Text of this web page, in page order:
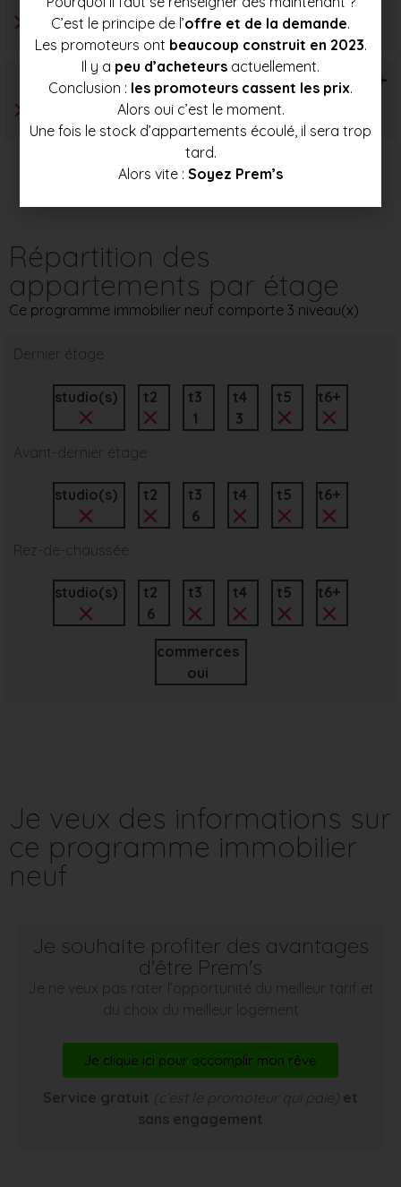
T6+
Répartition des
appartements par étage
Ce programme immobilier neuf comporte 3 niveau(x)
Dernier étage
studio(s) t2
t3
1
t4
3
t5 t6+
Avant-dernier étage
studio(s) t2
t3
6
t4 t5 t6+
Rez-de-chaussée
studio(s)
t2
6
t3 t4 t5 t6+
commerces
oui
Je veux des informations sur
ce programme immobilier
neuf
Je souhaite profiter des avantages
d'être Prem's
Je ne veux pas rater l’opportunité du meilleur tarif et
du choix du meilleur logement
Je clique ici pour accomplir mon rêve
Service gratuit (c’est le promoteur qui paie) et
sans engagement
C’est le principe de l’offre et de la demande.
Les promoteurs ont beaucoup construit en 2023.
Il y a peu d’acheteurs actuellement.
Conclusion : les promoteurs cassent les prix.
Alors oui c’est le moment.
Une fois le stock d’appartements écoulé, il sera trop
tard.
Alors vite : Soyez Prem’s